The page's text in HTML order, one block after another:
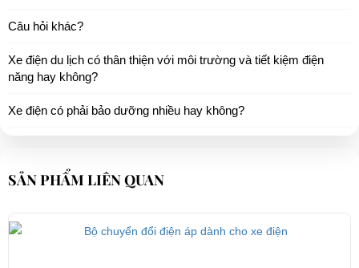
Câu hỏi khác?
Xe điện du lịch có thân thiện với môi trường và tiết kiệm điện
năng hay không?
Xe điện có phải bảo dưỡng nhiều hay không?
SẢN PHẨM LIÊN QUAN